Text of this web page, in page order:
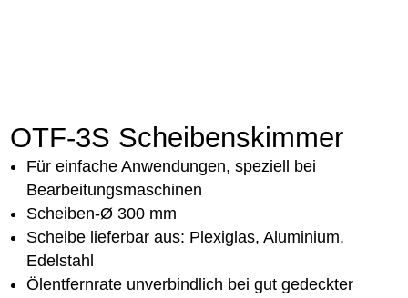
OTF-3S Scheibenskimmer
Für einfache Anwendungen, speziell bei
Bearbeitungsmaschinen
Scheiben-Ø 300 mm
Scheibe lieferbar aus: Plexiglas, Aluminium,
Edelstahl
Ölentfernrate unverbindlich bei gut gedeckter